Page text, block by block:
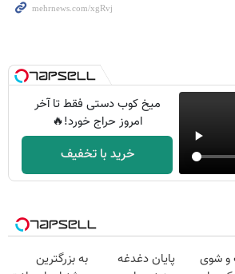
میخ کوب دستی فقط تا آخر
امروز حراج خورد!🔥
خرید با تخفیف
شوی
پایان دغدغه
به بزرگترین